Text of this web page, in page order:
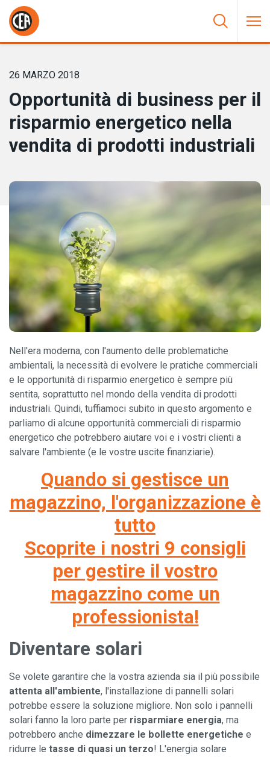
Vai al contenuto
HOME/
RISPARMIO ENERGETICO NELLA VENDITA DI PRODOTTI
INDUSTRIALI
26 MARZO 2018
Opportunità di business per il
risparmio energetico nella
vendita di prodotti industriali
Nell'era moderna, con l'aumento delle problematiche
ambientali, la necessità di evolvere le pratiche commerciali
e le opportunità di risparmio energetico è sempre più
sentita, soprattutto nel mondo della vendita di prodotti
industriali. Quindi, tuffiamoci subito in questo argomento e
parliamo di alcune opportunità commerciali di risparmio
energetico che potrebbero aiutare voi e i vostri clienti a
salvare l'ambiente (e le vostre uscite finanziarie).
Quando si gestisce un
magazzino, l'organizzazione è
tutto
Scoprite i nostri 9 consigli
per gestire il vostro
magazzino come un
professionista!
Diventare solari
Se volete garantire che la vostra azienda sia il più possibile
attenta all'ambiente, l'installazione di pannelli solari
potrebbe essere la soluzione migliore. Non solo i pannelli
solari fanno la loro parte per risparmiare energia, ma
potrebbero anche dimezzare le bollette energetiche e
ridurre le tasse di quasi un terzo! L'energia solare